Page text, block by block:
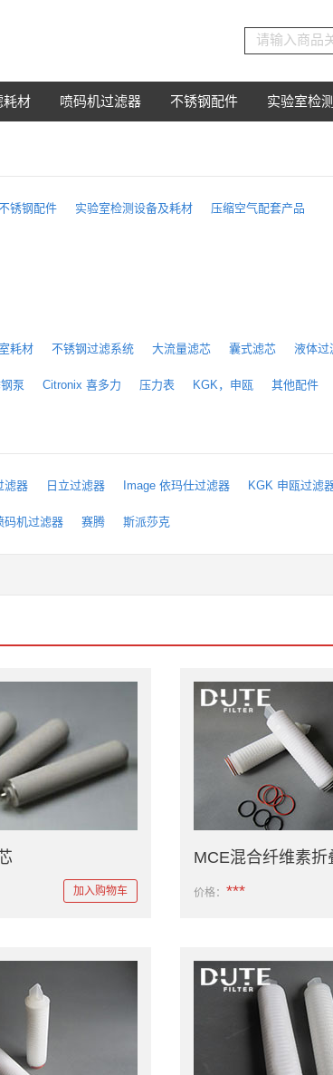
耗材 喷码机过滤器 不锈钢配件 实验室检
锈钢配件 实验室检测设备及耗材 压缩空气配套产品
耗材 不锈钢过滤系统 大流量滤芯 囊式滤芯 液体过
泵 Citronix 喜多力 压力表 KGK，申瓯 其他配件
滤器 日立过滤器 Image 依玛仕过滤器 KGK 申瓯过滤
码机过滤器 赛腾 斯派莎克
加入购物车
MCE混合纤维素折
价格： ***